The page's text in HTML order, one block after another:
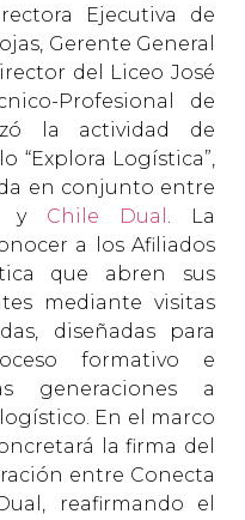
Ejecutiva de
Gerente General
del Liceo José
Profesional de
la actividad de
“Explora Logística”,
en conjunto entre
y Chile Dual . La
a los Afiliados
que abren sus
mediante visitas
diseñadas para
formativo e
generaciones a
En el marco
la firma del
entre Conecta
reafirmando el